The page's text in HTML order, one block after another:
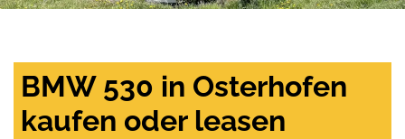
BMW 530 in Osterhofen
kaufen oder leasen